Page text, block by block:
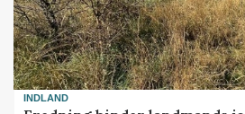
INDLAND